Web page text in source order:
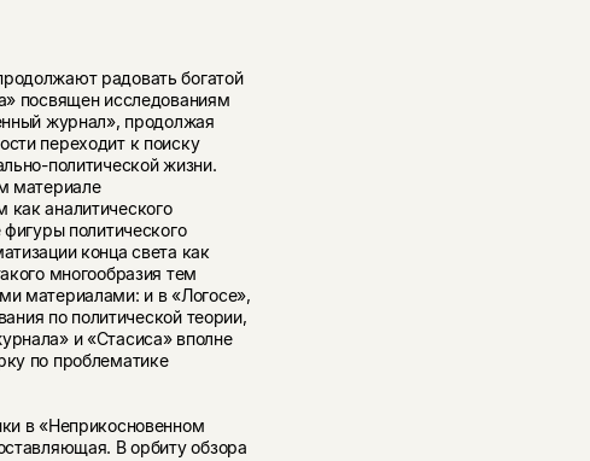
радовать богатой
посвящен исследованиям
журнал», продолжая
переходит к поиску
политической жизни.
материале
аналитического
политического
конца света как
многообразия тем
материалами: и в «Логосе»,
по политической теории,
и «Стасиса» вполне
по проблематике
в «Неприкосновенном
В орбиту обзора